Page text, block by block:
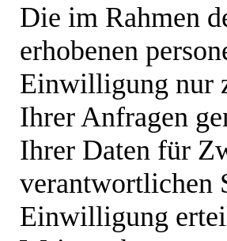
Die im Rahmen
erhobenen
Einwilligung nur
Ihrer Anfragen
Ihrer Daten für
verantwortlichen
Einwilligung